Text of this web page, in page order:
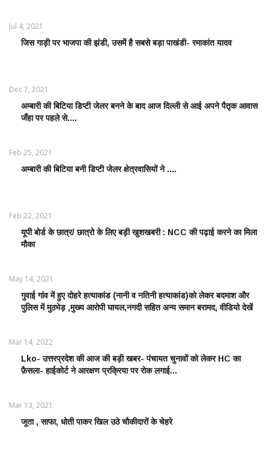
Jul 4, 2021
LATEST
जिस गाड़ी पर भाजपा की झंडी, उसमें है सबसे बड़ा पाखंडी- रमाकांत यादव
Dec 7, 2021
EDUCATION
WORLD /
अम्बारी की बिटिया डिप्टी जेलर बनने के बाद आज दिल्ली से आई अपने पैतृक आवास
जँहा पर पहले से....
Feb 25, 2021
EDUCATION
अम्बारी की बिटिया बनी डिप्टी जेलर क्षेत्रवासियों ने ....
Feb 22, 2021
EDUCATION
WORLD /
यूपी बोर्ड के छात्र/ छात्रो के लिए बड़ी खुशखबरी : NCC की पढ़ाई करने का मिला
मौका
May 14, 2021
CRIME
NEWS
ख़बरे
गुवाई गांव में हुए दोहरे हत्याकांड (नानी व नतिनी हत्याकांड)को लेकर बदमाश और
पुलिस में मुठभेड़ ,मुख्य आरोपी घायल,नगदी सहित अन्य समान बरामद, वीडियो देखें
Mar 14, 2022
POLITICS
NEWS /
Lko- उत्तरप्रदेश की आज की बड़ी खबर- पंचायत चुनावों को लेकर HC का
फ़ैसला- हाईकोर्ट ने आरक्षण प्रक्रिया पर रोक लगाई...
Mar 13, 2021
LATEST
जूता , साफा, धोती पाकर खिल उठे चौकीदारों के चेहरे